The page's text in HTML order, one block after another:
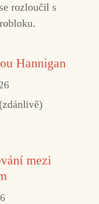
rozloučil s
Hannigan
mezi